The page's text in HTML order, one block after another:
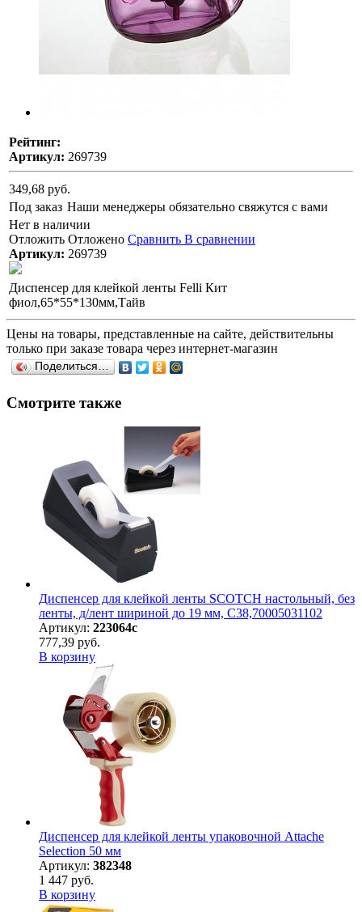
Рейтинг:
Артикул: 269739
349,68 руб.
Под заказ Наши менеджеры обязательно свяжутся с вами
Нет в наличии
Отложить Отложено Сравнить В сравнении
Артикул: 269739
Диспенсер для клейкой ленты Felli Кит
фиол,65*55*130мм,Тайв
Цены на товары, представленные на сайте, действительны
только при заказе товара через интернет-магазин
Поделиться…
Смотрите также
Диспенсер для клейкой ленты SCOTCH настольный, без
ленты, д/лент шириной до 19 мм, С38,70005031102
Артикул: 223064с
777,39 руб.
В корзину
Диспенсер для клейкой ленты упаковочной Attache
Selection 50 мм
Артикул: 382348
1 447 руб.
В корзину